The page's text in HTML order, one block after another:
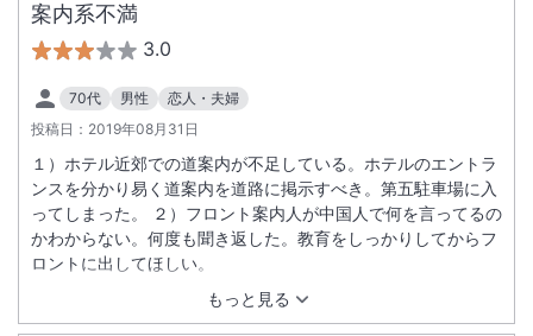
案内系不満
3.0
70代 男性
恋人・夫婦
投稿日： 2019年08月31日
もっと見る
１）ホテル近郊での道案内が不足している。ホテルのエントラ
ンスを分かり易く道案内を道路に掲示すべき。第五駐車場に入
ってしまった。 ２）フロント案内人が中国人で何を言ってるの
かわからない。何度も聞き返した。教育をしっかりしてからフ
ロントに出してほしい。